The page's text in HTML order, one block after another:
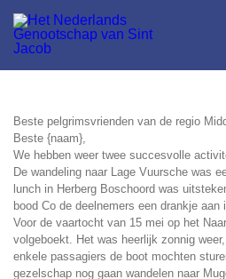
Beste pelgrimsvrienden van de regio
Beste {naam},
We hebben weer twee succesvolle
De wandeling naar Lage Vuursche was
lunch in Herberg Boschoord was
bood Co de deelnemers een drankje aan
Voor de vaartocht van 15 mei op het
volgeboekt. Het was heerlijk zonnig
enkele passagiers de boot mochten
gezelschap nog gaan wandelen naar